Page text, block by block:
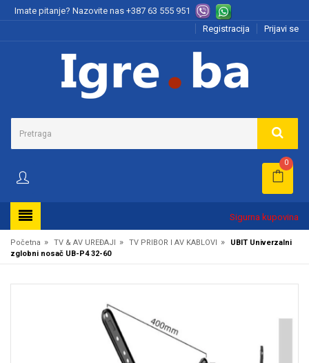
Imate pitanje? Nazovite nas +387 63 555 951
Registracija
Prijavi se
0
Sigurna kupovina
Početna » TV & AV UREĐAJI » TV PRIBOR I AV KABLOVI »
UBIT Univerzalni
zglobni nosač UB-P4 32-60